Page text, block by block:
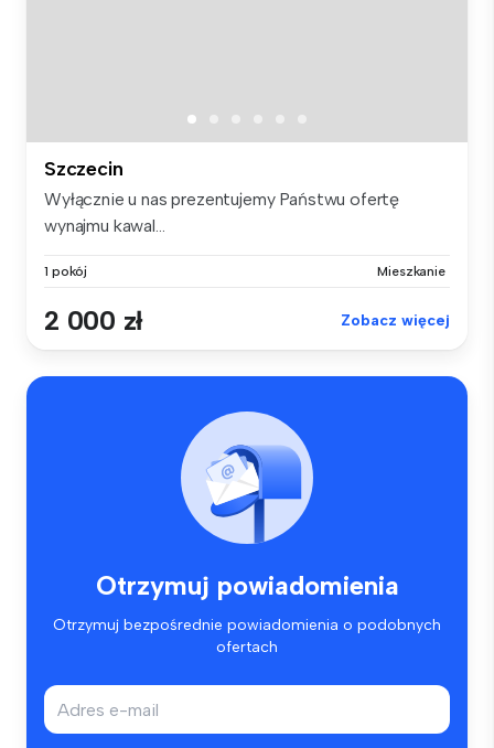
Szczecin
Wyłącznie u nas prezentujemy Państwu ofertę
wynajmu kawal...
1 pokój Mieszkanie
2 000 zł Zobacz więcej
Otrzymuj powiadomienia
Otrzymuj bezpośrednie powiadomienia o podobnych
ofertach